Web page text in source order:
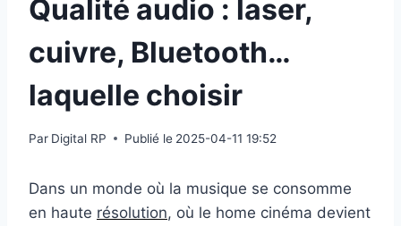
Qualité audio : laser,
cuivre, Bluetooth…
laquelle choisir
Par Digital RP Publié le 2025-04-11 19:52
Dans un monde où la musique se consomme
en haute résolution, où le home cinéma devient